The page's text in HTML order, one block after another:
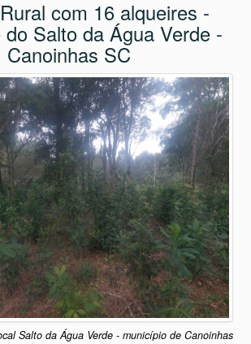
R$300.000,00
Rural com 16 alqueires -
do Salto da Água Verde -
Canoinhas SC